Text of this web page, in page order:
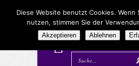
Diese Website benutzt Cookies. Wenn
nutzen, stimmen Sie der
Akzeptieren Ablehnen